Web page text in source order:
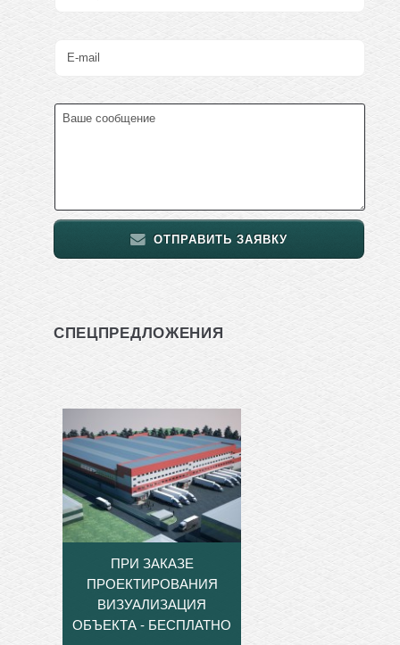
ОТПРАВИТЬ ЗАЯВКУ
СПЕЦПРЕДЛОЖЕНИЯ
ПРИ ЗАКАЗЕ
ПРОЕКТИРОВАНИЯ
ВИЗУАЛИЗАЦИЯ
ОБЪЕКТА - БЕСПЛАТНО